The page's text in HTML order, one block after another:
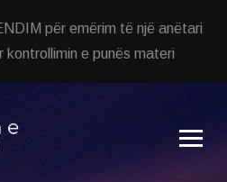
për emërim të një anëtari
e punës materi